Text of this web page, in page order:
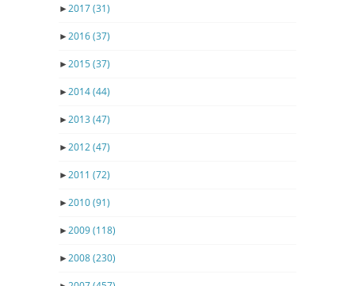
►2017(31)
►2016(37)
►2015(37)
►2014(44)
►2013 (47)
►2012(47)
►2011 (72)
►2010(91)
►2009(118)
►2008(230)